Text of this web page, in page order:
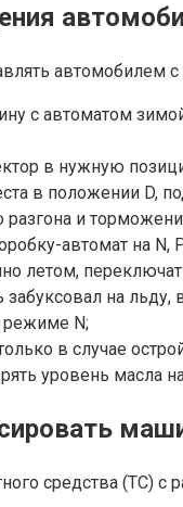
с автоматом
в нужную
в положении D,
разгона и
автомат на
летом,
забуксовал на
режиме N;
в случае
уровень масла
средства (ТС)